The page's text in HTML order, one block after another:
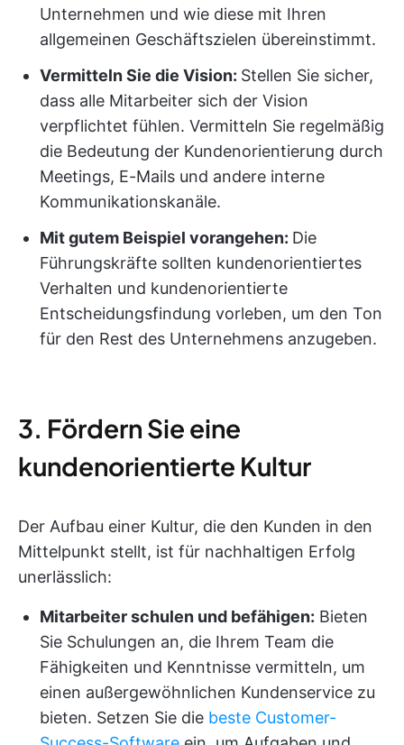
Unternehmen und wie diese mit Ihren
allgemeinen Geschäftszielen übereinstimmt.
Vermitteln Sie die Vision: Stellen Sie sicher,
dass alle Mitarbeiter sich der Vision
verpflichtet fühlen. Vermitteln Sie regelmäßig
die Bedeutung der Kundenorientierung durch
Meetings, E-Mails und andere interne
Kommunikationskanäle.
Mit gutem Beispiel vorangehen: Die
Führungskräfte sollten kundenorientiertes
Verhalten und kundenorientierte
Entscheidungsfindung vorleben, um den Ton
für den Rest des Unternehmens anzugeben.
3. Fördern Sie eine
kundenorientierte Kultur
Der Aufbau einer Kultur, die den Kunden in den
Mittelpunkt stellt, ist für nachhaltigen Erfolg
unerlässlich:
Mitarbeiter schulen und befähigen: Bieten
Sie Schulungen an, die Ihrem Team die
Fähigkeiten und Kenntnisse vermitteln, um
einen außergewöhnlichen Kundenservice zu
bieten. Setzen Sie die beste Customer-